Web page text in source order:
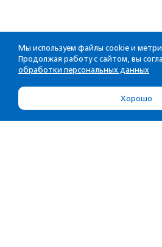
Мы используем файлы cookie и
Продолжая работу с сайтом, вы
обработки персональных данных
Хорошо